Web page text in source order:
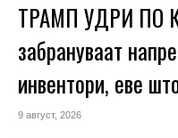
ТРАМП УДРИ ПО
забрануваат
инвентори, еве
9 август, 2026